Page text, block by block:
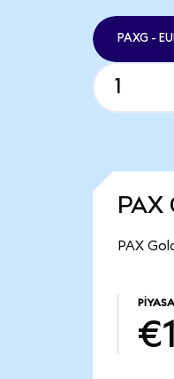
PAXG -
PAX
PAX